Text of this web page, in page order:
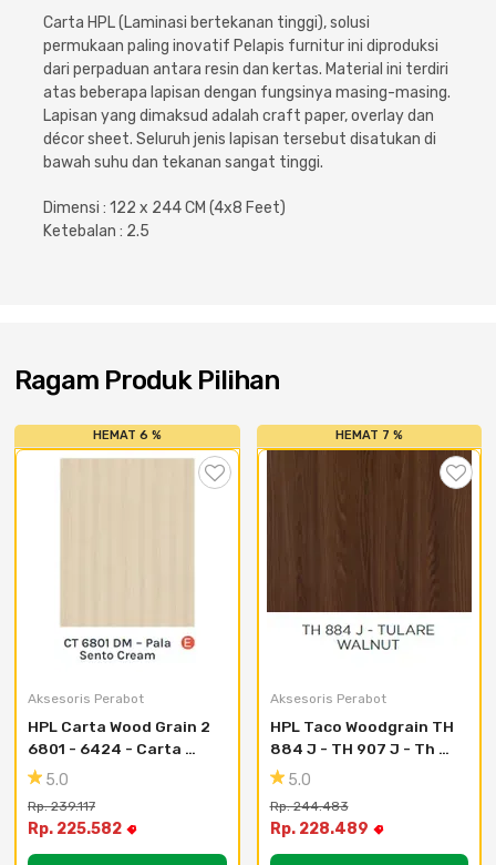
Atap & Lantai
Cat dan Kimia
Saniter
Carta HPL (Laminasi bertekanan tinggi), solusi
permukaan paling inovatif Pelapis furnitur ini diproduksi
dari perpaduan antara resin dan kertas. Material ini terdiri
atas beberapa lapisan dengan fungsinya masing-masing.
Lapisan yang dimaksud adalah craft paper, overlay dan
décor sheet. Seluruh jenis lapisan tersebut disatukan di
bawah suhu dan tekanan sangat tinggi.
Dimensi : 122 x 244 CM (4x8 Feet)
Ketebalan : 2.5
Ragam Produk Pilihan
HEMAT 6 %
Aksesoris Perabot
HPL Carta Wood Grain 2
6801 - 6424 - Carta
Chtz 6423 Dm Roro Oak
5.0
Rp. 239.117
Rp. 225.582
HEMAT 7 %
Aksesoris Perabot
HPL Taco Woodgrain TH
884 J - TH 907 J - Th
902 J - Smoke Legrande
5.0
Rp. 244.483
Rp. 228.489